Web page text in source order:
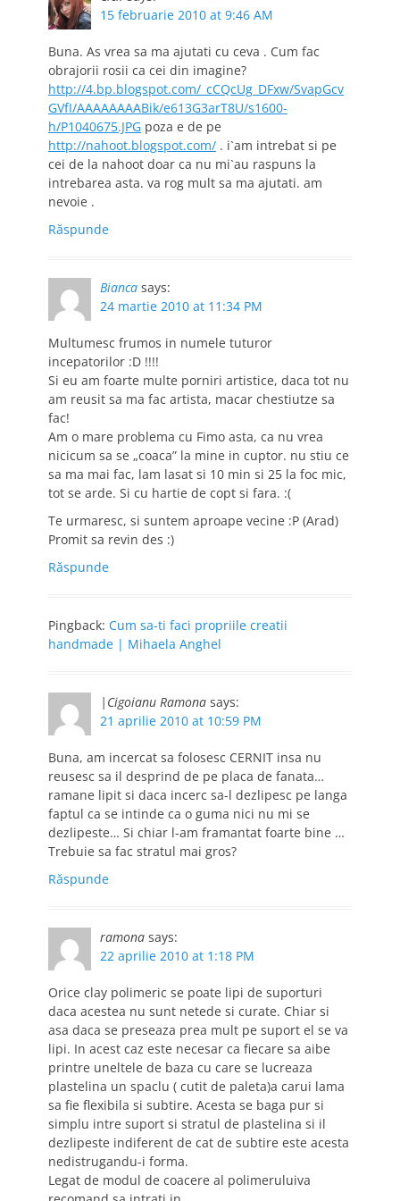
15 februarie 2010 at 9:46 AM
Buna. As vrea sa ma ajutati cu ceva . Cum fac
obrajorii rosii ca cei din imagine?
http://4.bp.blogspot.com/_cCQcUg_DFxw/SvapGcv
GVfI/AAAAAAAABik/e613G3arT8U/s1600-
h/P1040675.JPG poza e de pe
http://nahoot.blogspot.com/ . i`am intrebat si pe
cei de la nahoot doar ca nu mi`au raspuns la
intrebarea asta. va rog mult sa ma ajutati. am
nevoie .
Răspunde
Bianca says:
24 martie 2010 at 11:34 PM
Multumesc frumos in numele tuturor
incepatorilor :D !!!!
Si eu am foarte multe porniri artistice, daca tot nu
am reusit sa ma fac artista, macar chestiutze sa
fac!
Am o mare problema cu Fimo asta, ca nu vrea
nicicum sa se „coaca” la mine in cuptor. nu stiu ce
sa ma mai fac, lam lasat si 10 min si 25 la foc mic,
tot se arde. Si cu hartie de copt si fara. :(
Te urmaresc, si suntem aproape vecine :P (Arad)
Promit sa revin des :)
Răspunde
Pingback: Cum sa-ti faci propriile creatii
handmade | Mihaela Anghel
|Cigoianu Ramona says:
21 aprilie 2010 at 10:59 PM
Buna, am incercat sa folosesc CERNIT insa nu
reusesc sa il desprind de pe placa de fanata…
ramane lipit si daca incerc sa-l dezlipesc pe langa
faptul ca se intinde ca o guma nici nu mi se
dezlipeste… Si chiar l-am framantat foarte bine …
Trebuie sa fac stratul mai gros?
Răspunde
ramona says:
22 aprilie 2010 at 1:18 PM
Orice clay polimeric se poate lipi de suporturi
daca acestea nu sunt netede si curate. Chiar si
asa daca se preseaza prea mult pe suport el se va
lipi. In acest caz este necesar ca fiecare sa aibe
printre uneltele de baza cu care se lucreaza
plastelina un spaclu ( cutit de paleta)a carui lama
sa fie flexibila si subtire. Acesta se baga pur si
simplu intre suport si stratul de plastelina si il
dezlipeste indiferent de cat de subtire este acesta
nedistrugandu-i forma.
Legat de modul de coacere al polimeruluiva